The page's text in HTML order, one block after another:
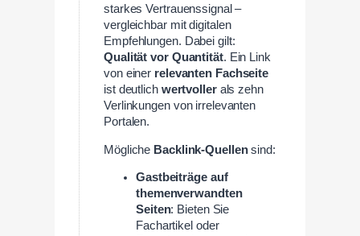
starkes Vertrauenssignal –
vergleichbar mit digitalen
Empfehlungen. Dabei gilt:
Qualität vor Quantität. Ein Link
von einer relevanten Fachseite
ist deutlich wertvollerals zehn
Verlinkungen von irrelevanten
Portalen.
Mögliche Backlink-Quellensind:
Gastbeiträge auf
themenverwandten
Seiten: Bieten Sie
Fachartikel oder